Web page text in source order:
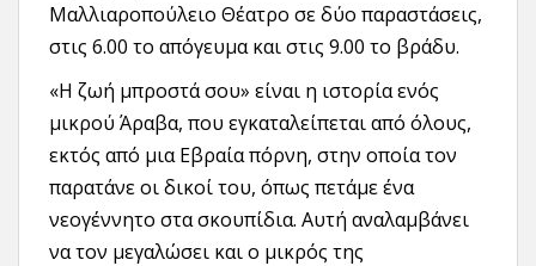
Μαλλιαροπούλειο Θέατρο σε δύο παραστάσεις,
στις 6.00 το απόγευμα και στις 9.00 το βράδυ.
«Η ζωή μπροστά σου» είναι η ιστορία ενός
μικρού Άραβα, που εγκαταλείπεται από όλους,
εκτός από μια Εβραία πόρνη, στην οποία τον
παρατάνε οι δικοί του, όπως πετάμε ένα
νεογέννητο στα σκουπίδια. Αυτή αναλαμβάνει
να τον μεγαλώσει και ο μικρός της